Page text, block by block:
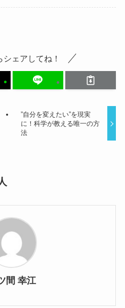
シェアしてね！
”自分を変えたい”を現実
に！科学が教える唯一の方
法
間 幸江